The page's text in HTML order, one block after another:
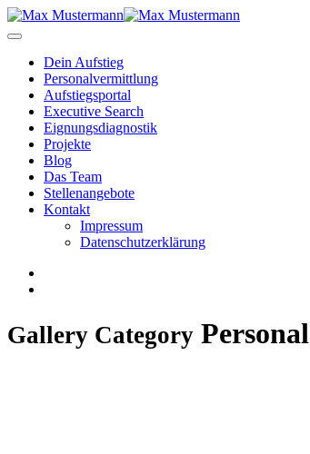
Dein Aufstieg
Personal­vermittlung
Aufstiegsportal
Executive Search
Eignungs­diagnostik
Projekte
Blog
Das Team
Stellenangebote
Kontakt
Impressum
Datenschutzerklärung
Gallery Category Personal